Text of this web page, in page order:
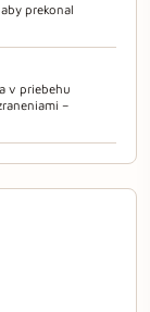
prekonal
v priebehu
–